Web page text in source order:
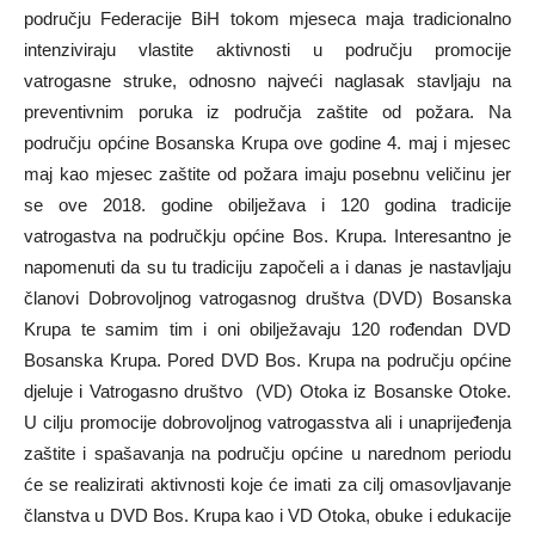
području Federacije BiH tokom mjeseca maja tradicionalno
intenziviraju vlastite aktivnosti u području promocije
vatrogasne struke, odnosno najveći naglasak stavljaju na
preventivnim poruka iz područja zaštite od požara. Na
području općine Bosanska Krupa ove godine 4. maj i mjesec
maj kao mjesec zaštite od požara imaju posebnu veličinu jer
se ove 2018. godine obilježava i 120 godina tradicije
vatrogastva na područkju općine Bos. Krupa. Interesantno je
napomenuti da su tu tradiciju započeli a i danas je nastavljaju
članovi Dobrovoljnog vatrogasnog društva (DVD) Bosanska
Krupa te samim tim i oni obilježavaju 120 rođendan DVD
Bosanska Krupa. Pored DVD Bos. Krupa na području općine
djeluje i Vatrogasno društvo (VD) Otoka iz Bosanske Otoke.
U cilju promocije dobrovoljnog vatrogasstva ali i unaprijeđenja
zaštite i spašavanja na području općine u narednom periodu
će se realizirati aktivnosti koje će imati za cilj omasovljavanje
članstva u DVD Bos. Krupa kao i VD Otoka, obuke i edukacije